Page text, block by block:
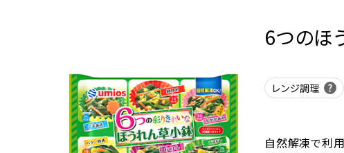
6つのほ
レンジ調理
自然解凍で利